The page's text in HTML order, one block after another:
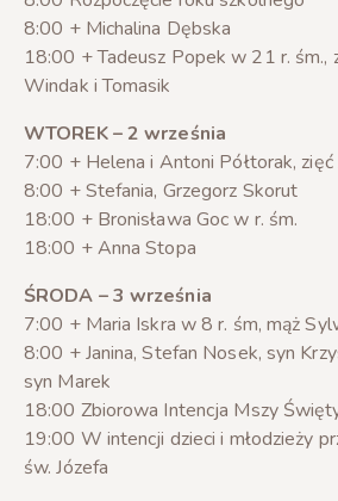
8:00 + Michalina Dębska
18:00 + Tadeusz Popek w 21 r. śm.,
Windak i Tomasik
WTOREK – 2 września
7:00 + Helena i Antoni Półtorak,
8:00 + Stefania, Grzegorz Skorut
18:00 + Bronisława Goc w r. śm.
18:00 + Anna Stopa
ŚRODA – 3 września
7:00 + Maria Iskra w 8 r. śm, mąż
8:00 + Janina, Stefan Nosek, syn
syn Marek
18:00 Zbiorowa Intencja Mszy
19:00 W intencji dzieci i młodzieży
św. Józefa